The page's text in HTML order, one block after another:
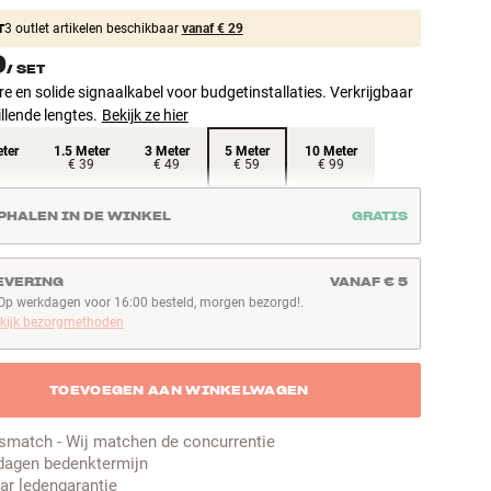
3 outlet artikelen beschikbaar vanaf € 29
/ SET
en solide signaalkabel voor budgetinstallaties. Verkrijgbaar
lengtes. Bekijk ze hier
1.5 Meter
€ 39
3 Meter
€ 49
5 Meter
€ 59
10 Meter
€ 99
IN DE WINKEL GRATIS
werkdagen voor 16:00 besteld, morgen bezorgd!
werkdagen voor 16:00 besteld, morgen bezorgd!.
bezorgmethoden
VANAF € 5
TOEVOEGEN AAN WINKELWAGEN
- Wij matchen de concurrentie
bedenktermijn
ledengarantie